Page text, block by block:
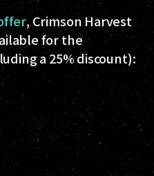
, Crimson Harvest
for the
a 25% discount):